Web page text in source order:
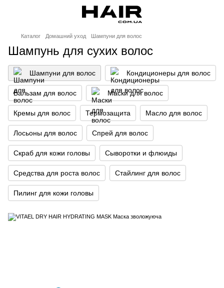
Каталог Домашний уход Шампуни для волос
Шампунь для сухих волос
Шампуни для волос Кондиционеры для волос
Бальзам для волос Маски для волос
Кремы для волос Термозащита Масло для волос
Лосьоны для волос Спрей для волос
Скраб для кожи головы Сыворотки и флюиды
Средства для роста волос Стайлинг для волос
Пилинг для кожи головы